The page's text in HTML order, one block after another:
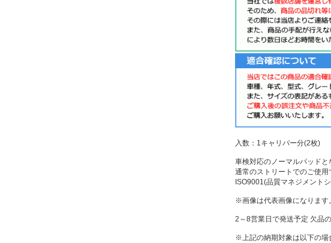
入数：1キャリパー分(2枚)
車検対応のノーマルパッドと
通常のストリートでのご使用
ISO9001(品質マネジメント
※画像は代表画像になります
2～8営業日で発送予定 欠品
※上記の納期対象は以下の場